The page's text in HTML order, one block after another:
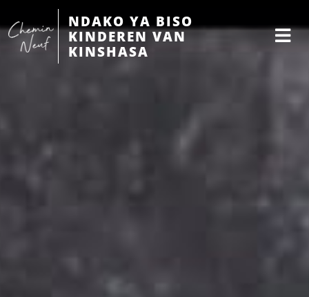
NDAKO YA BISO
KINDEREN VAN
KINSHASA